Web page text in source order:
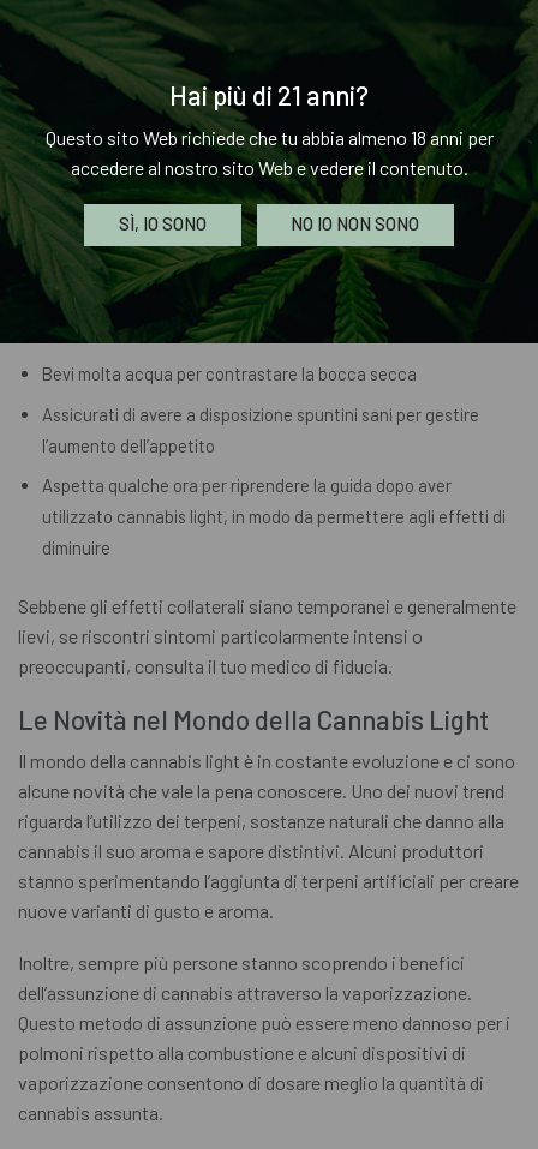
Hai più di 21 anni?
Questo sito Web richiede che tu abbia almeno 18 anni per
accedere al nostro sito Web e vedere il contenuto.
SÌ, IO SONO NO IO NON SONO
È importante notare che questi effetti sono temporanei e
sono generalmente legati alla dose e alla qualità della cannabis
light che si utilizza. Inoltre, non tutte le persone sperimentano
gli stessi effetti negativi e alcuni potrebbero non avvertirne
nessuno.
Come Affrontare gli Effetti Collaterali
Sebbene gli effetti collaterali della cannabis light siano in
genere lievi, ci sono alcune cose che puoi fare per affrontarli
meglio. Ad esempio:
Bevi molta acqua per contrastare la bocca secca
Assicurati di avere a disposizione spuntini sani per gestire
l’aumento dell’appetito
Aspetta qualche ora per riprendere la guida dopo aver
utilizzato cannabis light, in modo da permettere agli effetti di
diminuire
Sebbene gli effetti collaterali siano temporanei e generalmente
lievi, se riscontri sintomi particolarmente intensi o
preoccupanti, consulta il tuo medico di fiducia.
Le Novità nel Mondo della Cannabis Light
Il mondo della cannabis light è in costante evoluzione e ci sono
alcune novità che vale la pena conoscere. Uno dei nuovi trend
riguarda l’utilizzo dei terpeni, sostanze naturali che danno alla
cannabis il suo aroma e sapore distintivi. Alcuni produttori
stanno sperimentando l’aggiunta di terpeni artificiali per creare
nuove varianti di gusto e aroma.
Inoltre, sempre più persone stanno scoprendo i benefici
dell’assunzione di cannabis attraverso la vaporizzazione.
Questo metodo di assunzione può essere meno dannoso per i
polmoni rispetto alla combustione e alcuni dispositivi di
vaporizzazione consentono di dosare meglio la quantità di
cannabis assunta.